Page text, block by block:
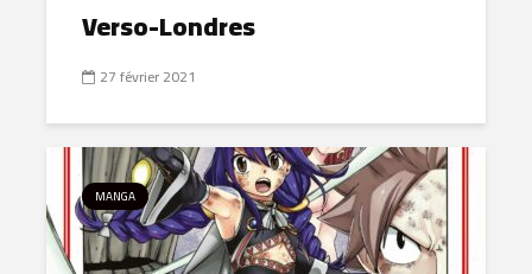
Verso-Londres
27 février 2021
MANGA